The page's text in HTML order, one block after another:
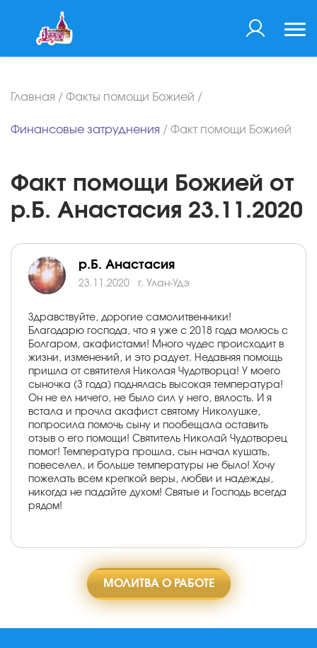
Главная / Факты помощи Божией /
Финансовые затруднения / Факт помощи Божией
Факт помощи Божией от
р.Б. Анастасия 23.11.2020
р.Б. Анастасия
23.11.2020 г. Улан-Удэ
Здравствуйте, дорогие самолитвенники!
Благодарю господа, что я уже с 2018 года молюсь с
Болгаром, акафистами! Много чудес происходит в
жизни, изменений, и это радует. Недавняя помощь
пришла от святителя Николая Чудотворца! У моего
сыночка (3 года) поднялась высокая температура!
Он не ел ничего, не было сил у него, вялость. И я
встала и прочла акафист святому Николушке,
попросила помочь сыну и пообещала оставить
отзыв о его помощи! Святитель Николай Чудотворец
помог! Температура прошла, сын начал кушать,
повеселел, и больше температуры не было! Хочу
пожелать всем крепкой веры, любви и надежды,
никогда не падайте духом! Святые и Господь всегда
рядом!
МОЛИТВА О РАБОТЕ